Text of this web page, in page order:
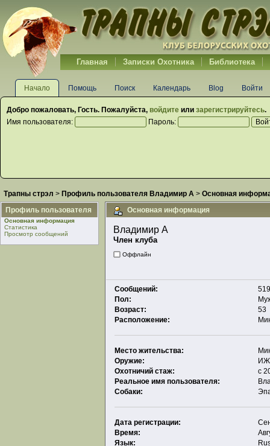
Главная Записки Охотника Библиотека
Начало Помощь Поиск Календарь Blog Войти
Добро пожаловать, Гость. Пожалуйста, войдите или зарегистрируйтесь.
Имя пользователя:
Пароль:
Трапны стрэл > Профиль пользователя Владимир А > Основная
Профиль пользователя
Основная информация
Статистика
Просмотр сообщений
Основная информация
Владимир А
Член клуба
Оффлайн
Сообщений:
Пол:
Возраст:
53
Расположение:
Место жительства:
Оружие:
ИЖ
Охотничий стаж:
с
Реальное имя пользователя:
Собаки:
Дата регистрации:
Время:
Язык: